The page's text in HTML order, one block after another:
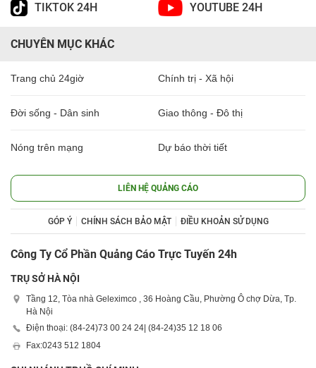
TIKTOK 24H YOUTUBE 24H
CHUYÊN MỤC KHÁC
Trang chủ 24giờ Chính trị - Xã hội
Đời sống - Dân sinh Giao thông - Đô thị
Nóng trên mạng Dự báo thời tiết
LIÊN HỆ QUẢNG CÁO
GÓP Ý CHÍNH SÁCH BẢO MẬT ĐIỀU KHOẢN SỬ DỤNG
Công Ty Cổ Phần Quảng Cáo Trực Tuyến 24h
TRỤ SỞ HÀ NỘI
Tầng 12, Tòa nhà Geleximco , 36 Hoàng Cầu, Phường Ô chợ Dừa, Tp.
Hà Nội
Điện thoại: (84-24)73 00 24 24 | (84-24)35 12 18 06
Fax:0243 512 1804